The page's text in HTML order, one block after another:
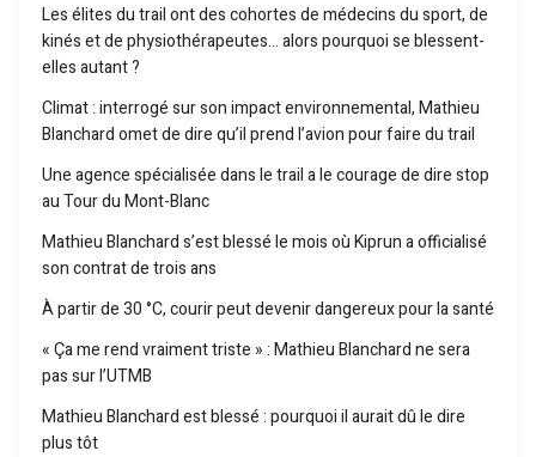
Les élites du trail ont des cohortes de médecins du sport, de
kinés et de physiothérapeutes… alors pourquoi se blessent-
elles autant ?
Climat : interrogé sur son impact environnemental, Mathieu
Blanchard omet de dire qu’il prend l’avion pour faire du trail
Une agence spécialisée dans le trail a le courage de dire stop
au Tour du Mont-Blanc
Mathieu Blanchard s’est blessé le mois où Kiprun a officialisé
son contrat de trois ans
À partir de 30 °C, courir peut devenir dangereux pour la santé
« Ça me rend vraiment triste » : Mathieu Blanchard ne sera
pas sur l’UTMB
Mathieu Blanchard est blessé : pourquoi il aurait dû le dire
plus tôt